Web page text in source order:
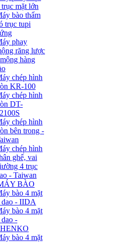
trục mặt lớn
bào thẩm
trục tupi
phay
răng lược
hàng
chép hình
KR-100
chép hình
DT-
chép hình
bên trong -
chép hình
ghế, vai
4 trục
- Taiwan
BÀO
bào 4 mặt
dao - IIDA
bào 4 mặt
dao -
bào 4 mặt